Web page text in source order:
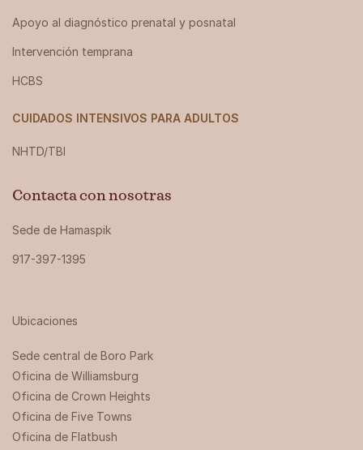
Apoyo al diagnóstico prenatal y posnatal
Intervención temprana
HCBS
CUIDADOS INTENSIVOS PARA ADULTOS
NHTD/TBI
Contacta con nosotras
Sede de Hamaspik
917-397-1395
Ubicaciones
Sede central de Boro Park ‍
Oficina de Williamsburg
Oficina de Crown Heights
Oficina de Five Towns
Oficina de Flatbush